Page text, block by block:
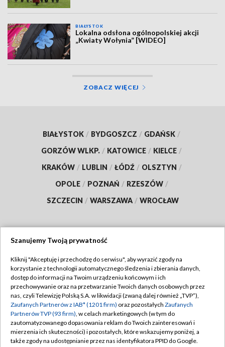
BIAŁYSTOK
Lokalna odsłona ogólnopolskiej akcji
„Kwiaty Wołynia” [WIDEO]
ZOBACZ WIĘCEJ
BIAŁYSTOK / BYDGOSZCZ / GDAŃSK /
GORZÓW WLKP. / KATOWICE / KIELCE /
KRAKÓW / LUBLIN / ŁÓDŹ / OLSZTYN /
OPOLE / POZNAŃ / RZESZÓW /
SZCZECIN / WARSZAWA / WROCŁAW
TVP
Abonament TVP
Emisja w TVP
Centrum informacji TVP
Naziemna Telewizja Cyfrowa
Regulamin TVP
Polityka prywatności
Moje zgody
Pomoc
Szanujemy Twoją prywatność
Kliknij "Akceptuję i przechodzę do serwisu", aby wyrazić zgody na
korzystanie z technologii automatycznego śledzenia i zbierania danych,
dostęp do informacji na Twoim urządzeniu końcowym i ich
przechowywanie oraz na przetwarzanie Twoich danych osobowych przez
nas, czyli Telewizję Polską S.A. w likwidacji (zwaną dalej również „TVP”),
Zaufanych Partnerów z IAB* (1201 firm) oraz pozostałych Zaufanych
Partnerów TVP (93 firm), w celach marketingowych (w tym do
zautomatyzowanego dopasowania reklam do Twoich zainteresowań i
mierzenia ich skuteczności) i pozostałych, które wskazujemy poniżej, a
także zgody na udostępnianie przez nas identyfikatora PPID do Google.